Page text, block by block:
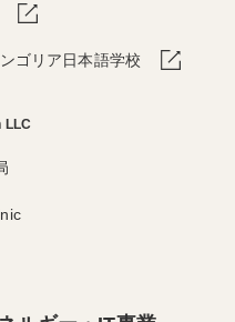
ゴリア日本語学校
LLC